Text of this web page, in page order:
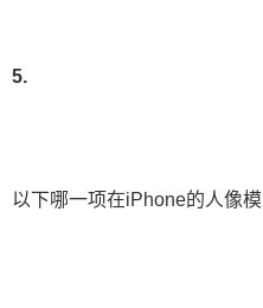
5.
以下哪一项在iPhone的人像模